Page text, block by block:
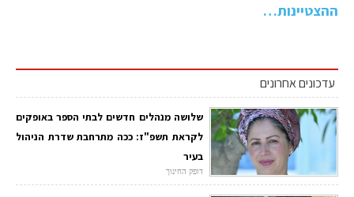
ההצטיינות…
עדכונים אחרונים
שלושה מנהלים חדשים לבתי הספר באופקים
לקראת תשפ"ז: ככה מתרחבת שדרת הניהול
בעיר
דופק החינוך